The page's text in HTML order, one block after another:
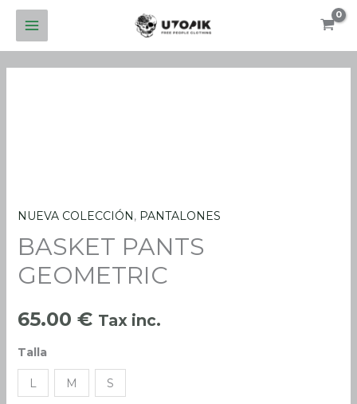
contenido
NUEVA COLECCIÓN, PANTALONES
BASKET PANTS
GEOMETRIC
65.00 € Tax inc.
Talla
L M S
BASKET
PANTS
cantidad